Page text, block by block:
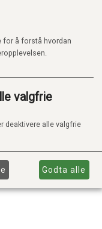
for å forstå hvordan
valgfrie
deaktivere alle valgfrie
Godta alle